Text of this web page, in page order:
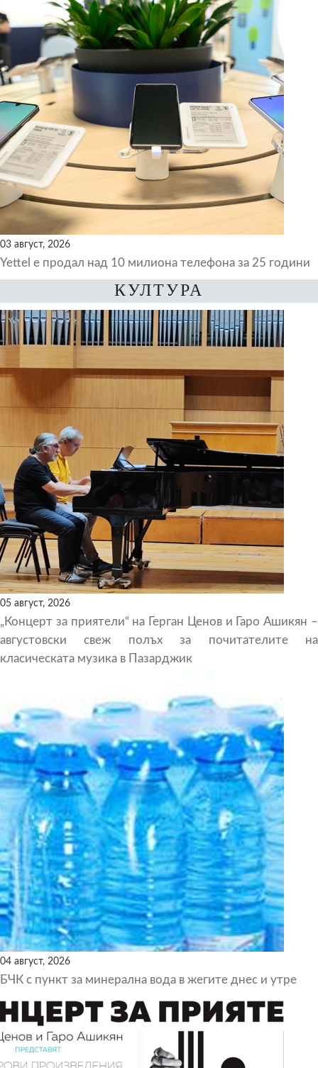
03 август, 2026
Yettel е продал над 10 милиона телефона за 25 години
КУЛТУРА
05 август, 2026
„Концерт за приятели“ на Герган Ценов и Гаро Ашикян –
августовски свеж полъх за почитателите на
класическата музика в Пазарджик
04 август, 2026
БЧК с пункт за минерална вода в жегите днес и утре